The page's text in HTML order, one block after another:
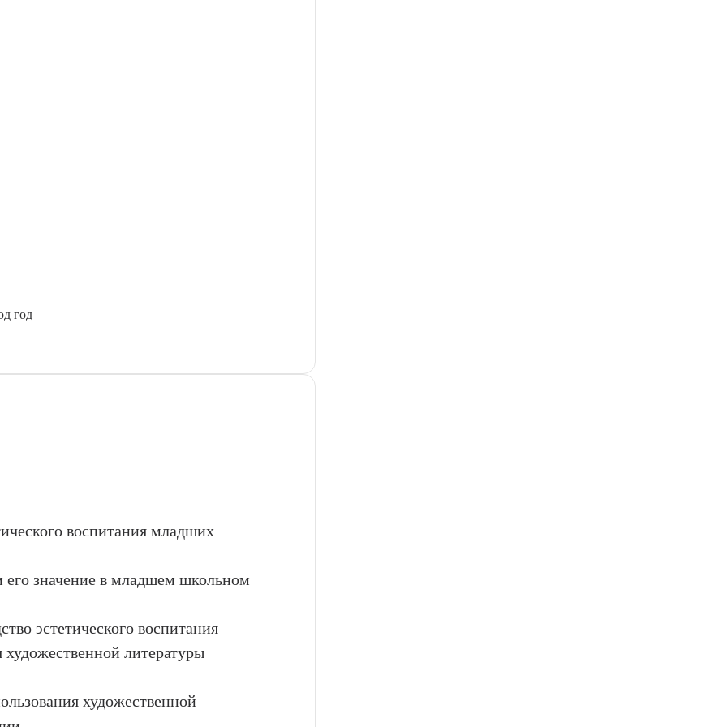
год
воспитания младших
его значение в младшем школьном
эстетического воспитания
литературы
художественной